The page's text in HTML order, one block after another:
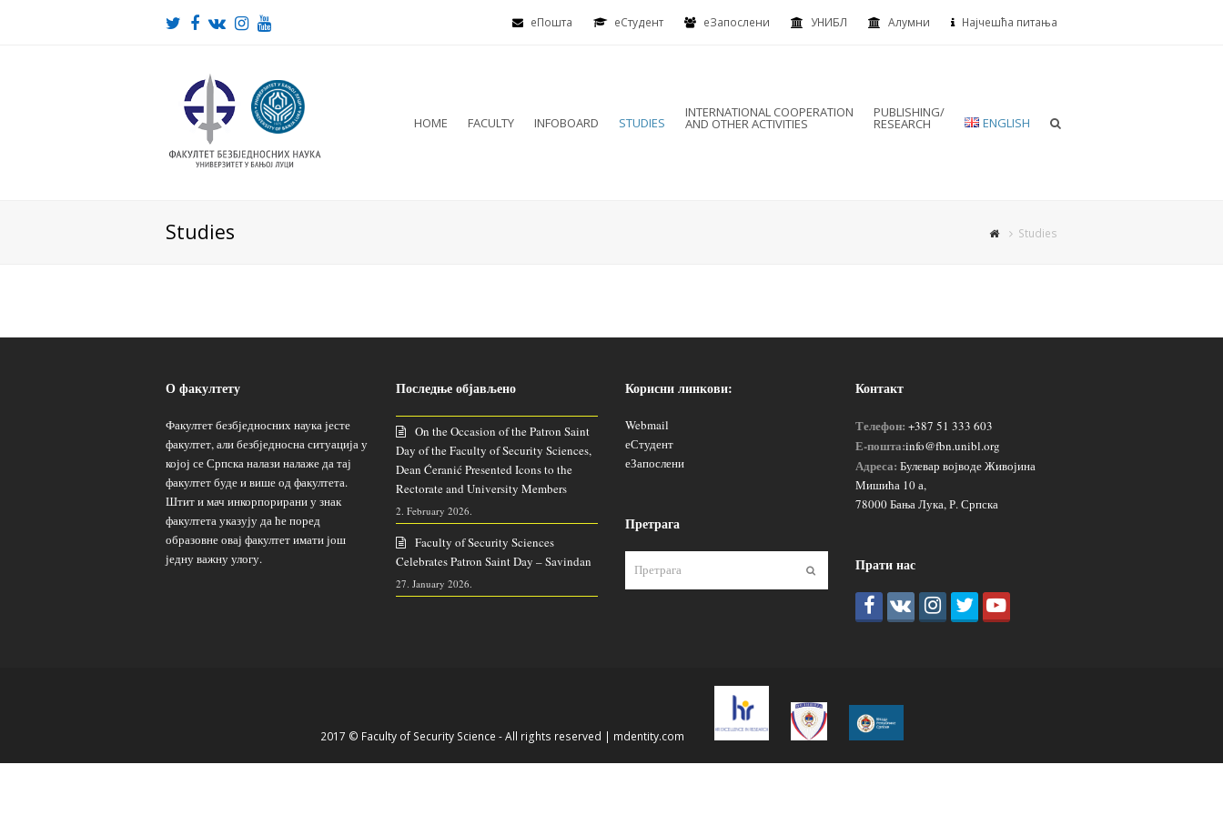
еПошта eСтудент еЗапослени УНИБЛ Алумни Најчешћа питања
Twitter
Facebook
VKInstagram
Youtube
HOME FACULTY INFOBOARD STUDIES
INTERNATIONAL COOPERATION
AND OTHER ACTIVITIES
PUBLISHING/
RESEARCH ENGLISH
Studies Studies
О факултету
Факултет безбједносних наука јесте
факултет, али безбједносна ситуација у
којој се Српска налази налаже да тај
факултет буде и више од факултета.
Штит и мач инкорпорирани у знак
факултета указују да ће поред
образовне овај факултет имати још
једну важну улогу.
Последње објављено
On the Occasion of the Patron Saint
Day of the Faculty of Security Sciences,
Dean Ćeranić Presented Icons to the
Rectorate and University Members
2. February 2026.
Faculty of Security Sciences
Celebrates Patron Saint Day – Savindan
27. January 2026.
Корисни линкови:
Webmail
еСтудент
еЗапослени
Претрага
Пошаљи
Контакт
Телефон: +387 51 333 603
Е-пошта:info@fbn.unibl.org
Адреса: Булевар војводе Живојина
Мишића 10 а,
78000 Бања Лука, Р. Српска
Прати нас
2017 © Faculty of Security Science - All rights reserved | mdentity.com